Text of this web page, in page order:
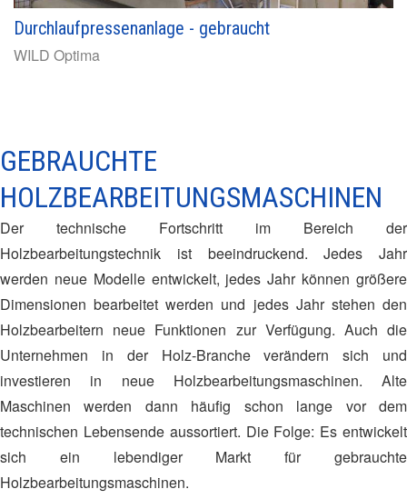
Durchlaufpressenanlage - gebraucht
WILD Optima
GEBRAUCHTE
HOLZBEARBEITUNGSMASCHINEN
Der technische Fortschritt im Bereich der
Holzbearbeitungstechnik ist beeindruckend. Jedes Jahr
werden neue Modelle entwickelt, jedes Jahr können größere
Dimensionen bearbeitet werden und jedes Jahr stehen den
Holzbearbeitern neue Funktionen zur Verfügung. Auch die
Unternehmen in der Holz-Branche verändern sich und
investieren in neue Holzbearbeitungsmaschinen. Alte
Maschinen werden dann häufig schon lange vor dem
technischen Lebensende aussortiert. Die Folge: Es entwickelt
sich ein lebendiger Markt für gebrauchte
Holzbearbeitungsmaschinen.